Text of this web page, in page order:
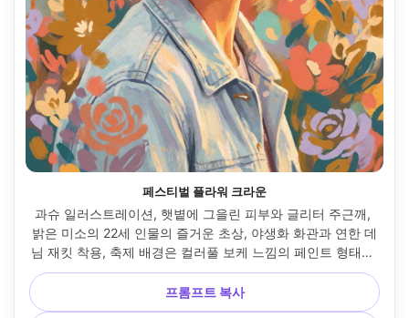
페스티벌 플라워 크라운
과슈 일러스트레이션, 햇볕에 그을린 피부와 글리터 주근깨,
밝은 미소의 22세 인물의 즐거운 초상, 야생화 화관과 연한 데
님 재킷 착용, 축제 배경은 컬러풀 보케 느낌의 페인트 형태로
추상화, 늦은 오후 황금 조명, 매트 안료, 장난기 어린 붓터치,
불투명 플로럴 레이어, 종이 결 보임, 강렬하나 균형 잡힌 팔레
트, 경쾌한 축제 분위기, 또렷한 눈·부드러운 볼, 85mm 렌즈,
프롬프트 복사